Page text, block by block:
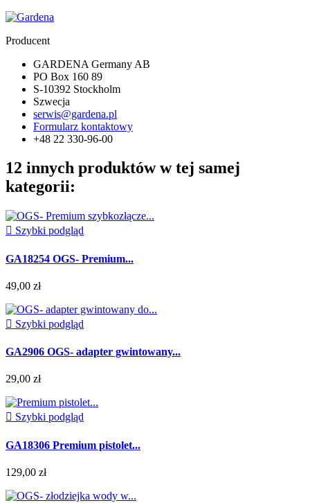
Producent
GARDENA Germany AB
PO Box 160 89
S-10392 Stockholm
Szwecja
serwis@gardena.pl
Formularz kontaktowy
+48 22 330-96-00
12 innych produktów w tej samej
kategorii:
 Szybki podgląd
GA18254 OGS- Premium...
49,00 zł
 Szybki podgląd
GA2906 OGS- adapter gwintowany...
29,00 zł
 Szybki podgląd
GA18306 Premium pistolet...
129,00 zł